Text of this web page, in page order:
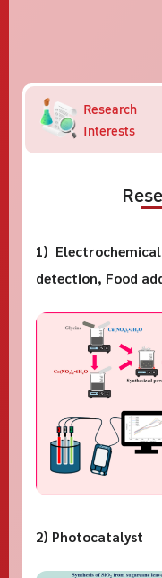
Research
Interests
1)
detection, Food
2) Photocatalyst